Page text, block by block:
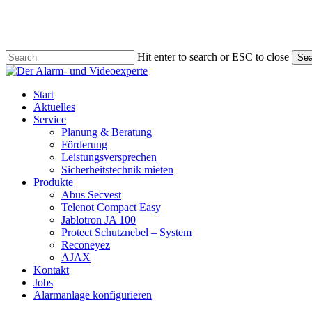
content
Hit enter to search or ESC to close
Close
Menu
Start
Aktuelles
Service
Planung & Beratung
Förderung
Leistungsversprechen
Sicherheitstechnik mieten
Produkte
Abus Secvest
Telenot Compact Easy
Jablotron JA 100
Protect Schutznebel – System
Reconeyez
AJAX
Kontakt
Jobs
Alarmanlage konfigurieren